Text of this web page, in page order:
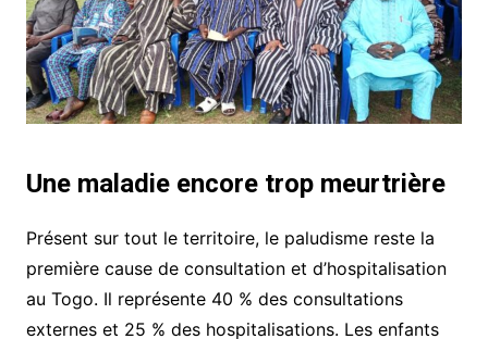
Une maladie encore trop meurtrière
Présent sur tout le territoire, le paludisme reste la
première cause de consultation et d’hospitalisation
au Togo. Il représente 40 % des consultations
externes et 25 % des hospitalisations. Les enfants